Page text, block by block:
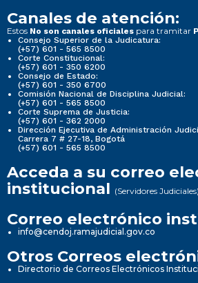
Canales de atención:
Estos No son canales oficiales para tramitar
Consejo Superior de la Judicatura:
(+57) 601 - 565 8500
Corte Constitucional:
(+57) 601 - 350 6200
Consejo de Estado:
(+57) 601 - 350 6700
Comisión Nacional de Disciplina Judicial:
(+57) 601 - 565 8500
Corte Suprema de Justicia:
(+57) 601 - 362 2000
Dirección Ejecutiva de Administración
Carrera 7 # 27-18, Bogotá
(+57) 601 - 565 8500
Acceda a su correo
institucional (Servidores Judiciales)
Correo electrónico
info@cendoj.ramajudicial.gov.co
Otros Correos
Directorio de Correos Electrónicos